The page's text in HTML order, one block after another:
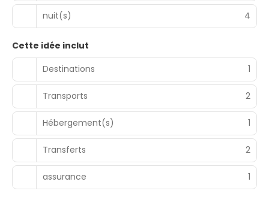
nuit(s) 4
Cette idée inclut
Destinations
1
Transports 2
Hébergement(s) 1
Transferts 2
assurance 1